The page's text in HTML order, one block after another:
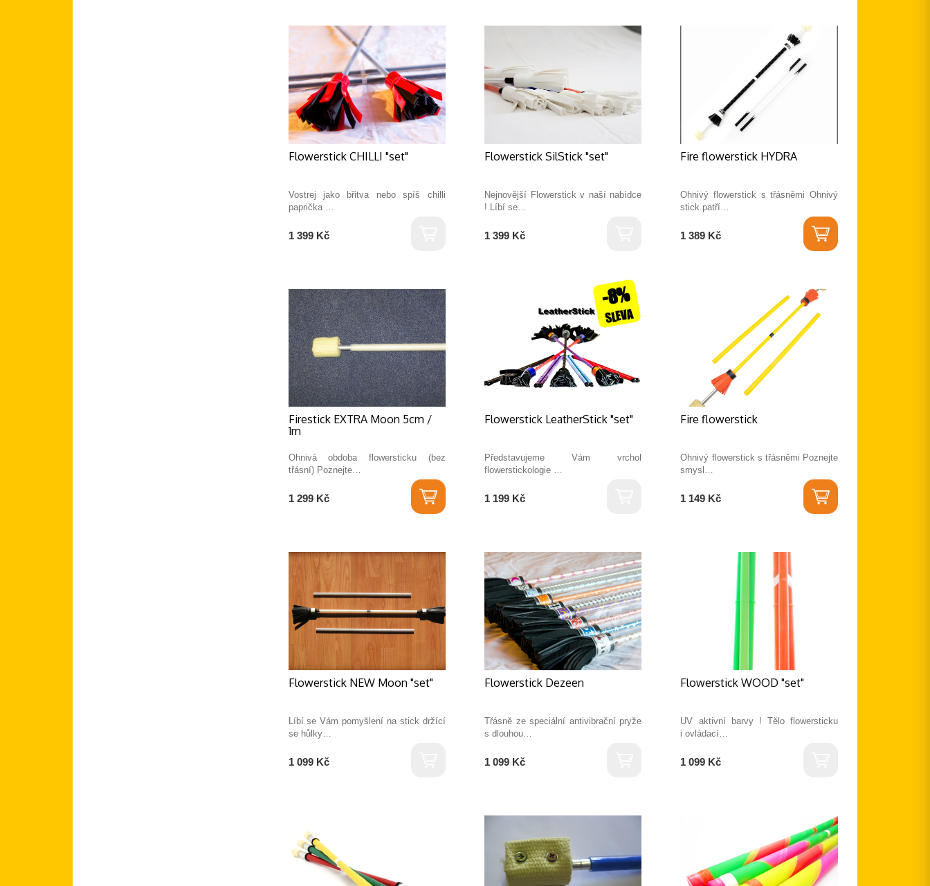
Flowerstick CHILLI "set"
Vostrej jako břitva nebo spíš chilli
paprička …
1 399 Kč
Flowerstick SilStick "set"
Nejnovější Flowerstick v naší nabídce
! Líbí se…
1 399 Kč
Fire flowerstick HYDRA
Ohnivý flowerstick s třásněmi Ohnivý
stick patří…
1 389 Kč
Firestick EXTRA Moon 5cm /
1m
Ohnivá obdoba flowersticku (bez
třásní) Poznejte…
1 299 Kč
Flowerstick LeatherStick "set"
Představujeme Vám vrchol
flowerstickologie …
1 199 Kč
-8%
SLEVA
Fire flowerstick
Ohnivý flowerstick s třásněmi Poznejte
smysl…
1 149 Kč
Flowerstick NEW Moon "set"
Líbí se Vám pomyšlení na stick držící
se hůlky…
1 099 Kč
Flowerstick Dezeen
Třásně ze speciální antivibrační pryže
s dlouhou…
1 099 Kč
Flowerstick WOOD "set"
UV aktivní barvy ! Tělo flowersticku
i ovládací…
1 099 Kč